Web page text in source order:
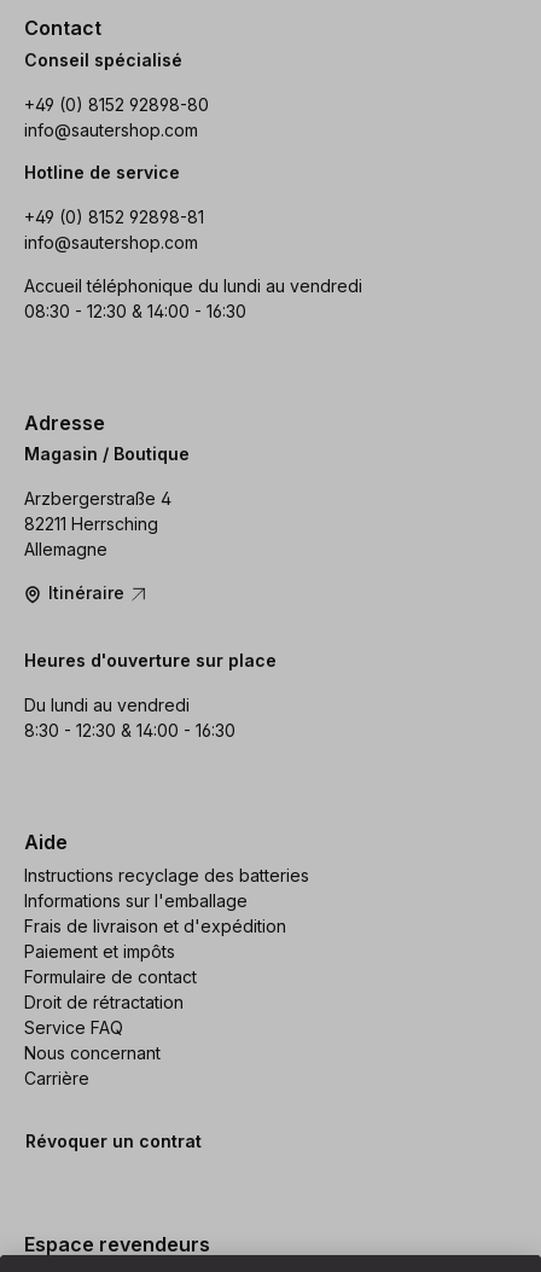
Contact
Conseil spécialisé
+49 (0) 8152 92898-80
info@sautershop.com
Hotline de service
+49 (0) 8152 92898-81
info@sautershop.com
Accueil téléphonique du lundi au vendredi
08:30 - 12:30 & 14:00 - 16:30
Adresse
Magasin / Boutique
Arzbergerstraße 4
82211 Herrsching
Allemagne
Itinéraire
Heures d'ouverture sur place
Du lundi au vendredi
8:30 - 12:30 & 14:00 - 16:30
Aide
Instructions recyclage des batteries
Informations sur l'emballage
Frais de livraison et d'expédition
Paiement et impôts
Formulaire de contact
Droit de rétractation
Service FAQ
Nous concernant
Carrière
Révoquer un contrat
Espace revendeurs